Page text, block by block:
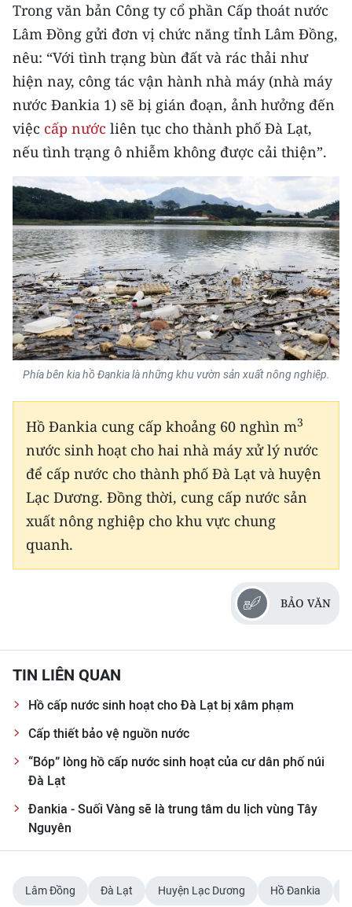
Trong văn bản Công ty cổ phần Cấp thoát nước
Lâm Đồng gửi đơn vị chức năng tỉnh Lâm Đồng,
nêu: “Với tình trạng bùn đất và rác thải như
hiện nay, công tác vận hành nhà máy (nhà máy
nước Đankia 1) sẽ bị gián đoạn, ảnh hưởng đến
việc cấp nước liên tục cho thành phố Đà Lạt,
nếu tình trạng ô nhiễm không được cải thiện”.
Phía bên kia hồ Đankia là những khu vườn sản xuất nông nghiệp.
Hồ Đankia cung cấp khoảng 60 nghìn m3
nước sinh hoạt cho hai nhà máy xử lý nước
để cấp nước cho thành phố Đà Lạt và huyện
Lạc Dương. Đồng thời, cung cấp nước sản
xuất nông nghiệp cho khu vực chung
quanh.
BẢO VĂN
TIN LIÊN QUAN
Hồ cấp nước sinh hoạt cho Đà Lạt bị xâm phạm
Cấp thiết bảo vệ nguồn nước
“Bóp” lòng hồ cấp nước sinh hoạt của cư dân phố núi
Đà Lạt
Đankia - Suối Vàng sẽ là trung tâm du lịch vùng Tây
Nguyên
Lâm Đồng Đà Lạt Huyện Lạc Dương Hồ Đankia